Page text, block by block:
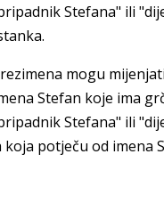
Stefana" ili
mogu
Stefan koje ima
Stefana" ili
potječu od imena